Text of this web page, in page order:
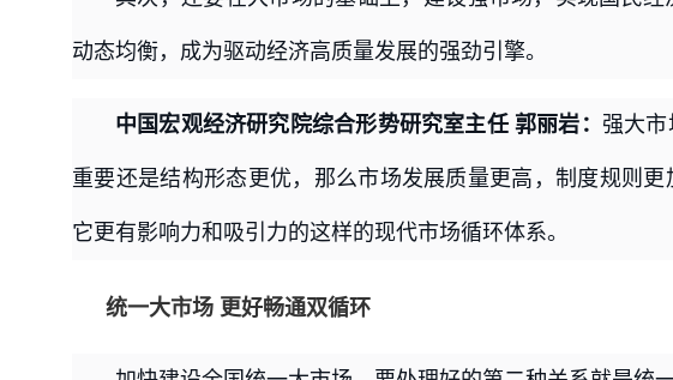
动态均衡，成为驱动经济高质量发展的强劲引擎。
中国宏观经济研究院综合形势研究室主任 郭丽岩： 强大
重要还是结构形态更优，那么市场发展质量更高，制度规则更
它更有影响力和吸引力的这样的现代市场循环体系。
统一大市场 更好畅通双循环